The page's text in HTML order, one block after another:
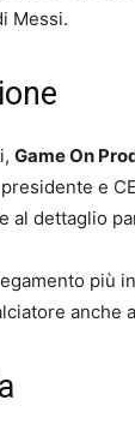
Messi.
Game On
e
al dettaglio
più
anche